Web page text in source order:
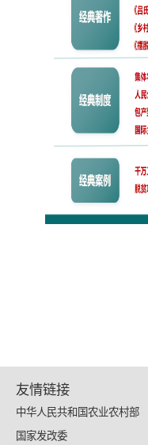
友情链接
中华人民共和国农业农村部
国家发改委